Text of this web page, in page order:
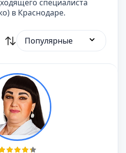
специалиста
в Краснодаре.
Популярные